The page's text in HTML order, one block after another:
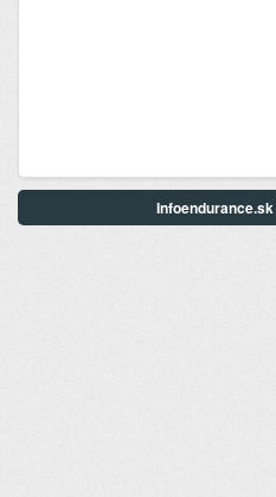
Infoendurance.sk